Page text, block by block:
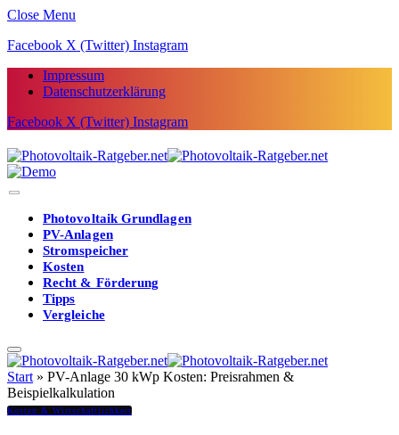
Close Menu
Facebook X (Twitter) Instagram
Impressum
Datenschutzerklärung
Facebook X (Twitter) Instagram
Photovoltaik Grundlagen
PV-Anlagen
Stromspeicher
Kosten
Recht & Förderung
Tipps
Vergleiche
Start » PV-Anlage 30 kWp Kosten: Preisrahmen &
Beispielkalkulation
Kosten & Wirtschaftlichkeit